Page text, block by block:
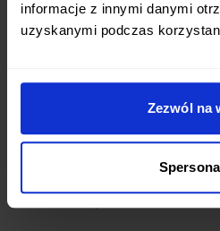
informacje z innymi danymi
uzyskanymi podczas
Zezwól na
zapotrzebowania kalorycznego.
stosuj pod kontrolą lekarza lub
masz zdiagnozowane
współistniejące.